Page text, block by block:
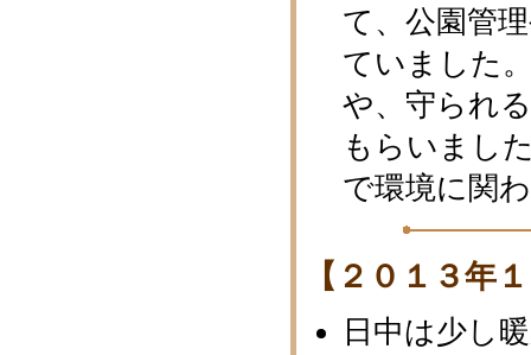
て、公園管
ていました
や、守られ
もらいまし
で環境に関
【２０１３年
日中は少し